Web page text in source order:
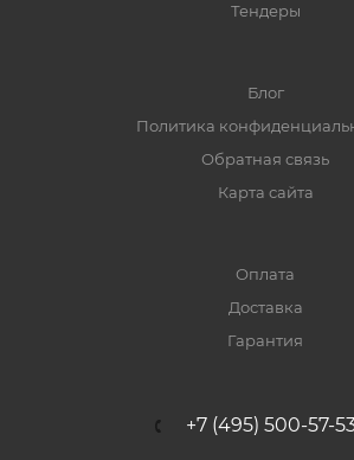
Тендеры
Блог
Политика
Обратная связь
Карта сайта
Оплата
Доставка
Гарантия
+7 (495) 500-57-